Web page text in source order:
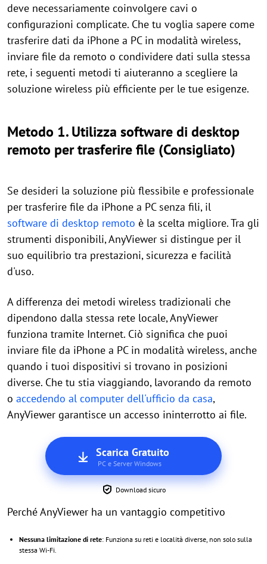
deve necessariamente coinvolgere cavi o
configurazioni complicate. Che tu voglia sapere come
trasferire dati da iPhone a PC in modalità wireless,
inviare file da remoto o condividere dati sulla stessa
rete, i seguenti metodi ti aiuteranno a scegliere la
soluzione wireless più efficiente per le tue esigenze.
Metodo 1. Utilizza software di desktop
remoto per trasferire file (Consigliato)
Se desideri la soluzione più flessibile e professionale
per trasferire file da iPhone a PC senza fili, il
software di desktop remoto è la scelta migliore. Tra gli
strumenti disponibili, AnyViewer si distingue per il
suo equilibrio tra prestazioni, sicurezza e facilità
d'uso.
A differenza dei metodi wireless tradizionali che
dipendono dalla stessa rete locale, AnyViewer
funziona tramite Internet. Ciò significa che puoi
inviare file da iPhone a PC in modalità wireless, anche
quando i tuoi dispositivi si trovano in posizioni
diverse. Che tu stia viaggiando, lavorando da remoto
o accedendo al computer dell'ufficio da casa,
AnyViewer garantisce un accesso ininterrotto ai file.
Scarica Gratuito
PC e Server Windows
Download sicuro
Perché AnyViewer ha un vantaggio competitivo
Nessuna limitazione di rete: Funziona su reti e località diverse, non solo sulla
stessa Wi-Fi.